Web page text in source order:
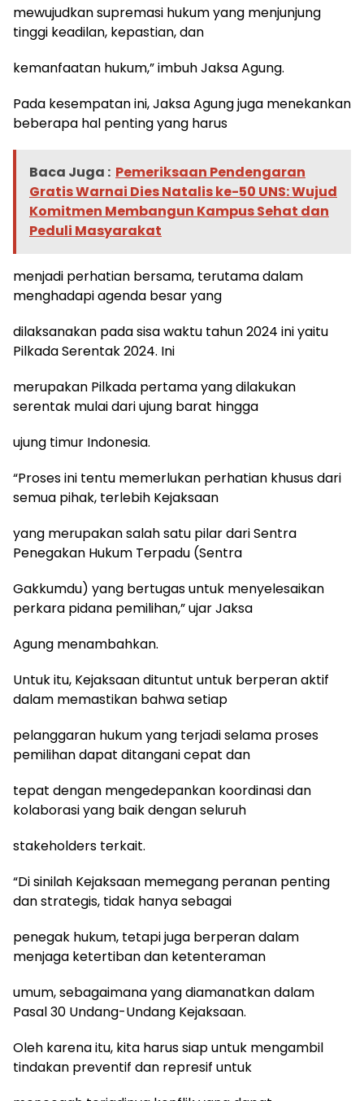
mewujudkan supremasi hukum yang menjunjung
tinggi keadilan, kepastian, dan
kemanfaatan hukum,” imbuh Jaksa Agung.
Pada kesempatan ini, Jaksa Agung juga menekankan
beberapa hal penting yang harus
Baca Juga : Pemeriksaan Pendengaran
Gratis Warnai Dies Natalis ke-50 UNS: Wujud
Komitmen Membangun Kampus Sehat dan
Peduli Masyarakat
menjadi perhatian bersama, terutama dalam
menghadapi agenda besar yang
dilaksanakan pada sisa waktu tahun 2024 ini yaitu
Pilkada Serentak 2024. Ini
merupakan Pilkada pertama yang dilakukan
serentak mulai dari ujung barat hingga
ujung timur Indonesia.
“Proses ini tentu memerlukan perhatian khusus dari
semua pihak, terlebih Kejaksaan
yang merupakan salah satu pilar dari Sentra
Penegakan Hukum Terpadu (Sentra
Gakkumdu) yang bertugas untuk menyelesaikan
perkara pidana pemilihan,” ujar Jaksa
Agung menambahkan.
Untuk itu, Kejaksaan dituntut untuk berperan aktif
dalam memastikan bahwa setiap
pelanggaran hukum yang terjadi selama proses
pemilihan dapat ditangani cepat dan
tepat dengan mengedepankan koordinasi dan
kolaborasi yang baik dengan seluruh
stakeholders terkait.
“Di sinilah Kejaksaan memegang peranan penting
dan strategis, tidak hanya sebagai
penegak hukum, tetapi juga berperan dalam
menjaga ketertiban dan ketenteraman
umum, sebagaimana yang diamanatkan dalam
Pasal 30 Undang-Undang Kejaksaan.
Oleh karena itu, kita harus siap untuk mengambil
tindakan preventif dan represif untuk